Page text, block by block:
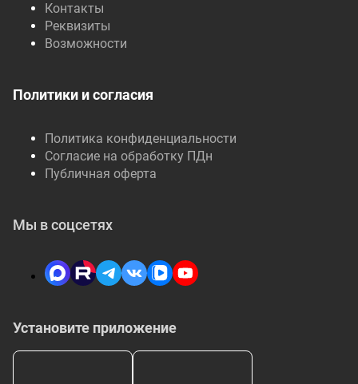
Контакты
Реквизиты
Возможности
Политики и согласия
Политика конфиденциальности
Согласие на обработку ПДн
Публичная оферта
Установите приложение
Мы в соцсетях